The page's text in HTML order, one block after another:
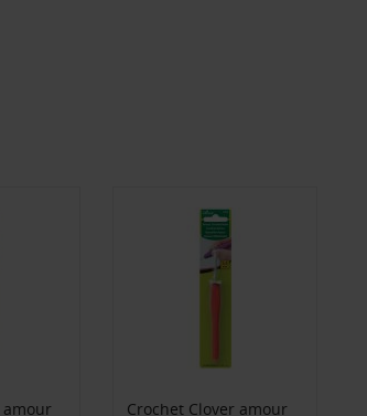
amour
Crochet Clover amour